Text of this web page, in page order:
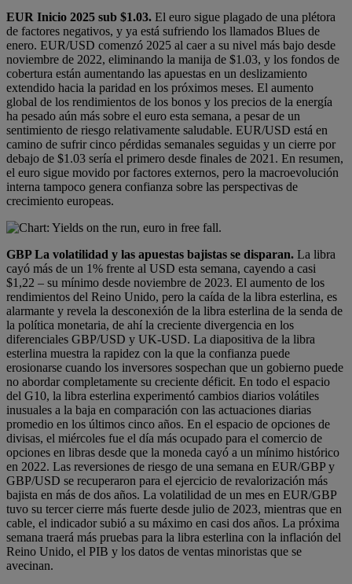
EUR Inicio 2025 sub $1.03. El euro sigue plagado de una plétora
de factores negativos, y ya está sufriendo los llamados Blues de
enero. EUR/USD comenzó 2025 al caer a su nivel más bajo desde
noviembre de 2022, eliminando la manija de $1.03, y los fondos de
cobertura están aumentando las apuestas en un deslizamiento
extendido hacia la paridad en los próximos meses. El aumento
global de los rendimientos de los bonos y los precios de la energía
ha pesado aún más sobre el euro esta semana, a pesar de un
sentimiento de riesgo relativamente saludable. EUR/USD está en
camino de sufrir cinco pérdidas semanales seguidas y un cierre por
debajo de $1.03 sería el primero desde finales de 2021. En resumen,
el euro sigue movido por factores externos, pero la macroevolución
interna tampoco genera confianza sobre las perspectivas de
crecimiento europeas.
GBPLa volatilidad y las apuestas bajistas se disparan. La libra
cayó más de un 1% frente al USD esta semana, cayendo a casi
$1,22 – su mínimo desde noviembre de 2023. El aumento de los
rendimientos del Reino Unido, pero la caída de la libra esterlina, es
alarmante y revela la desconexión de la libra esterlina de la senda de
la política monetaria, de ahí la creciente divergencia en los
diferenciales GBP/USD y UK-USD. La diapositiva de la libra
esterlina muestra la rapidez con la que la confianza puede
erosionarse cuando los inversores sospechan que un gobierno puede
no abordar completamente su creciente déficit. En todo el espacio
del G10, la libra esterlina experimentó cambios diarios volátiles
inusuales a la baja en comparación con las actuaciones diarias
promedio en los últimos cinco años. En el espacio de opciones de
divisas, el miércoles fue el día más ocupado para el comercio de
opciones en libras desde que la moneda cayó a un mínimo histórico
en 2022. Las reversiones de riesgo de una semana en EUR/GBP y
GBP/USD se recuperaron para el ejercicio de revalorización más
bajista en más de dos años. La volatilidad de un mes en EUR/GBP
tuvo su tercer cierre más fuerte desde julio de 2023, mientras que en
cable, el indicador subió a su máximo en casi dos años. La próxima
semana traerá más pruebas para la libra esterlina con la inflación del
Reino Unido, el PIB y los datos de ventas minoristas que se
avecinan.